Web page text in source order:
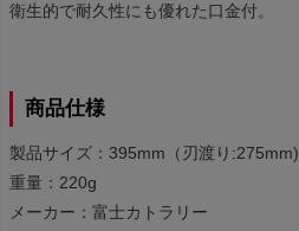
衛生的で耐久性にも優れた口金付。
商品仕様
製品サイズ：395mm（刃渡り:275mm)
重量：220g
メーカー：富士カトラリー